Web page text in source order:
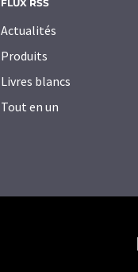
FLUX RSS
Actualités
Produits
Livres blancs
Tout en un